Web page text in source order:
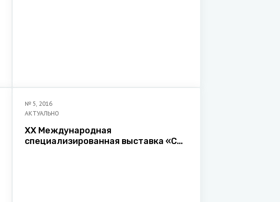
№ 5, 2016
АКТУАЛЬНО
XX Международная
cпециализированная выставка «СМІ